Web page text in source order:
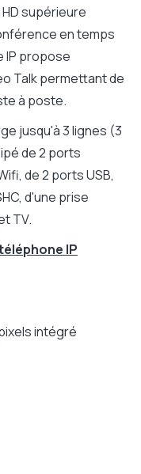
supérieure
en temps
IP propose
Talk permettant de
à poste.
jusqu'à 3 lignes (3
de 2 ports
de 2 ports USB,
d'une prise
TV.
IP
intégré